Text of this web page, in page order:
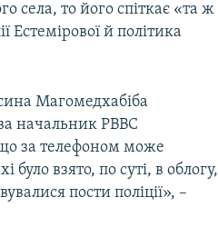
села, то його спіткає «та ж
й політика
Магомедхабіба
начальник РВВС
за телефоном може
взято, по суті, в облогу,
пости поліції», –